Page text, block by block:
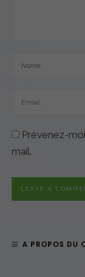
Prévenez-
mail.
A PROPOS DU